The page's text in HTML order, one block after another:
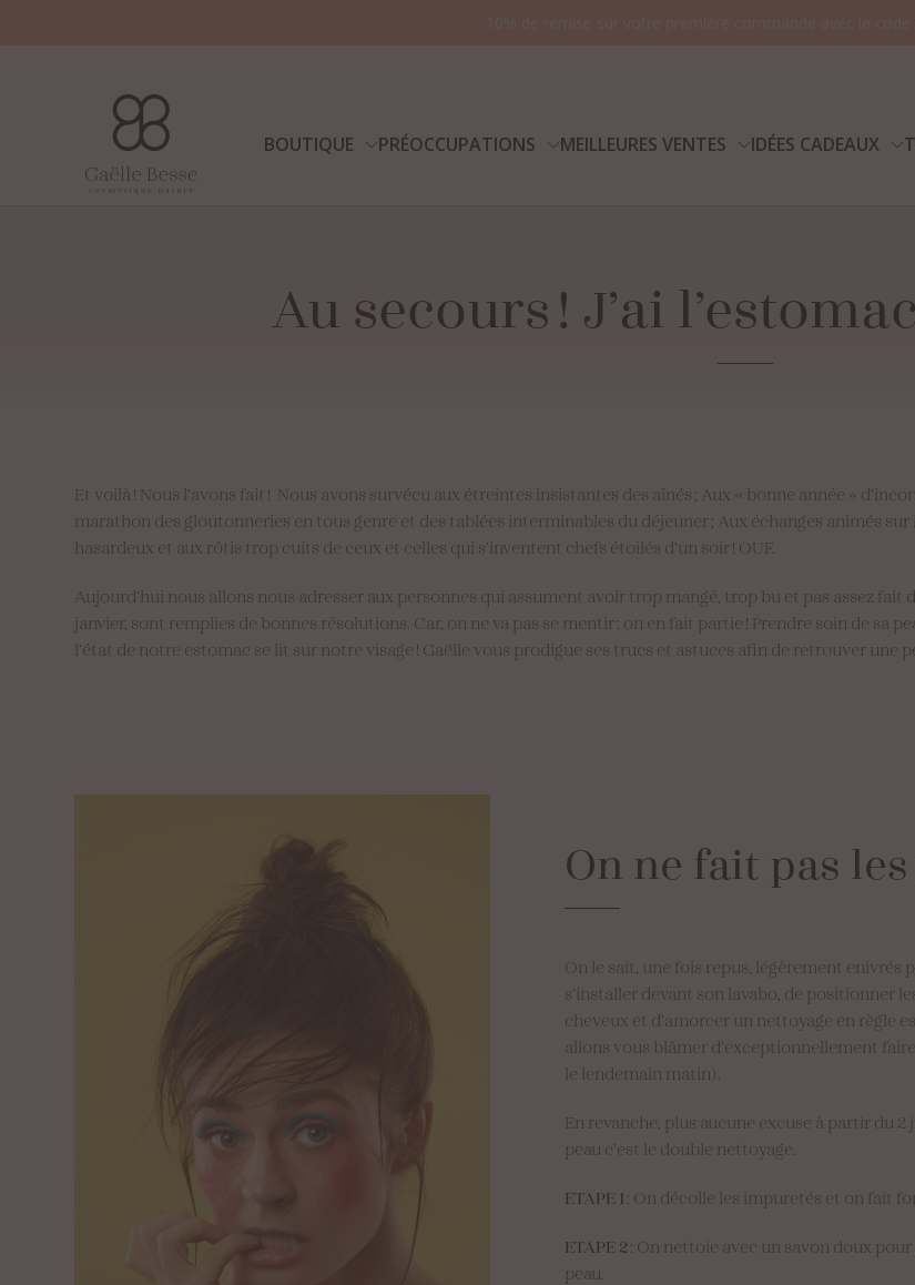
BOUTIQUE PRÉOCCUPATIONS MEILLEURES VENTES IDÉES CADEAUX
Au secours! J’ai l’estomac
Et voilà ! Nous l’avons fait ! Nous avons survécu aux étreintes insistantes des aînés ; Aux « bonne année »
marathon des gloutonneries en tous genre et des tablées interminables du déjeuner ; Aux échanges animés
hasardeux et aux rôtis trop cuits de ceux et celles qui s’inventent chefs étoilés d’un soir ! OUF.
Aujourd’hui nous allons nous adresser aux personnes qui assument avoir trop mangé, trop bu et pas assez fait
janvier, sont remplies de bonnes résolutions. Car, on ne va pas se mentir : on en fait partie ! Prendre soin de sa
l’état de notre estomac se lit sur notre visage ! Gaëlle vous prodigue ses trucs et astuces afin de retrouver une
On ne fait pas les
On le sait, une fois repus, légèrement enivrés
s’installer devant son lavabo, de positionner
cheveux et d’amorcer un nettoyage en règle
allons vous blâmer d’exceptionnellement
le lendemain matin).
En revanche, plus aucune excuse à partir du
peau c’est le double nettoyage.
ETAPE 1 : On décolle les impuretés et on fait
ETAPE 2 : On nettoie avec un savon doux
peau.